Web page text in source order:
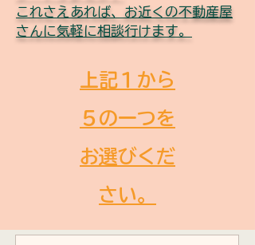
これさえあれば、お近くの不動産屋
さんに気軽に相談行けます。
上記１から
５の一つを
お選びくだ
さい。